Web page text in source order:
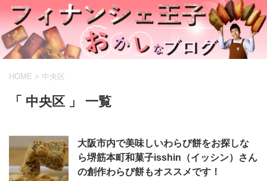
HOME > 中央区
「 中央区 」 一覧
大阪市内で美味しいわらび餅をお探しな
ら堺筋本町和菓子isshin（イッシン）さん
の創作わらび餅もオススメです！